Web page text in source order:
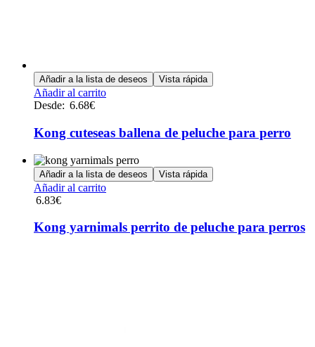
Añadir a la lista de deseos Vista rápida
Añadir al carritoEste
múltiples
variantes.
Las
opciones
se
pueden
la
Desde: 6.68€
Kong cuteseas ballena de peluche para perro
Añadir a la lista de deseos Vista rápida
Añadir al carrito
6.83€
Kong yarnimals perrito de peluche para perros